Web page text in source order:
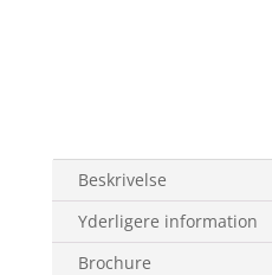
Beskrivelse
Yderligere information
Brochure